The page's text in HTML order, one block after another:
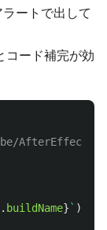
ートで出して
コード補完が効
AfterEffects/
. buildName} ` );